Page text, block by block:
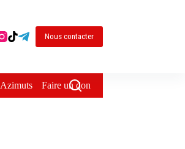
Nous contacter
Azimuts Faire un don